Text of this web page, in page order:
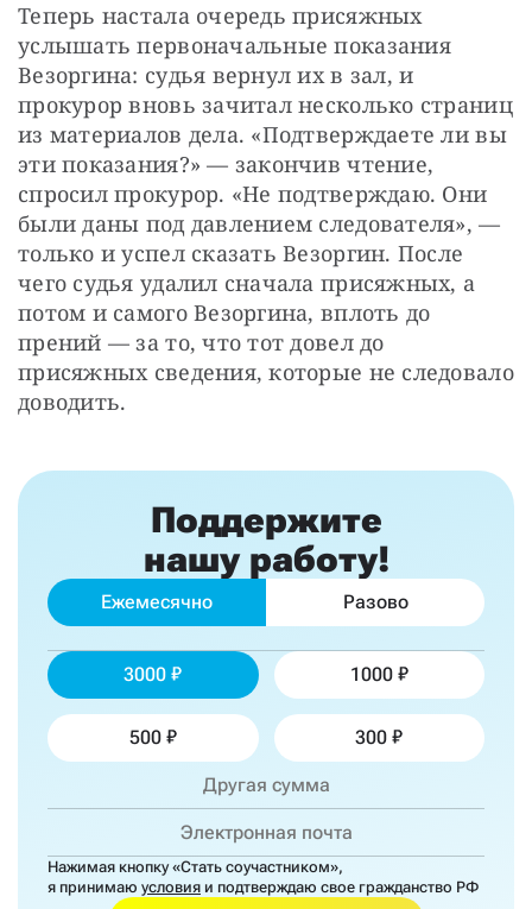
Теперь настала очередь присяжных
услышать первоначальные показания
Везоргина: судья вернул их в зал, и
прокурор вновь зачитал несколько страниц
из материалов дела. «Подтверждаете ли вы
эти показания?» — ​закончив чтение,
спросил прокурор. «Не подтверждаю. Они
были даны под давлением следователя», — ​
только и успел сказать Везоргин. После
чего судья удалил сначала присяжных, а
потом и самого Везоргина, вплоть до
прений — ​за то, что тот довел до
присяжных сведения, которые не следовало
доводить.
Поддержите
нашу работу!
Ежемесячно Разово
3000 1000
500 300
Нажимая кнопку «Стать соучастником»,
я принимаю условия и подтверждаю свое гражданство РФ